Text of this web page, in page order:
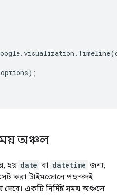
অঞ্চল
হয় date বা datetime জন্য,
সেট করা টাইমজোনে পছন্দসই
একটি নির্দিষ্ট সময় অঞ্চলে